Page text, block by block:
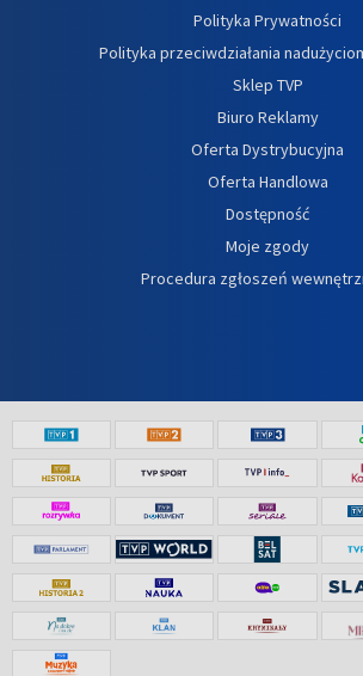
Polityka Prywatności
Polityka przeciwdziałania
Sklep TVP
Biuro Reklamy
Oferta Dystrybucyjna
Oferta Handlowa
Dostępność
Moje zgody
Procedura zgłoszeń